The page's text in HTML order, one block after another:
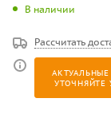
В наличии
Рассчитать